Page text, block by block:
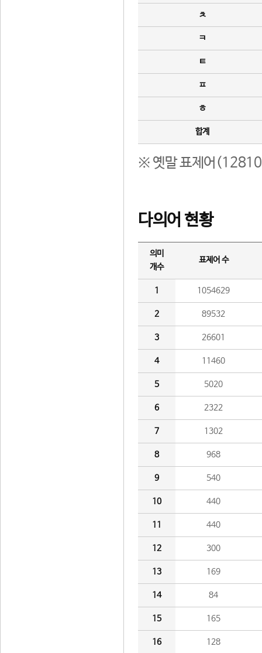
ㅊ
ㅋ
ㅌ
ㅍ
ㅎ
합계
※ 옛말 표제어(12810
다의어 현황
의미
개수
표제어 수
1 1054629
2 89532
3 26601
4 11460
5 5020
6 2322
7 1302
8 968
9 540
10 440
11 440
12 300
13 169
14 84
15 165
16 128